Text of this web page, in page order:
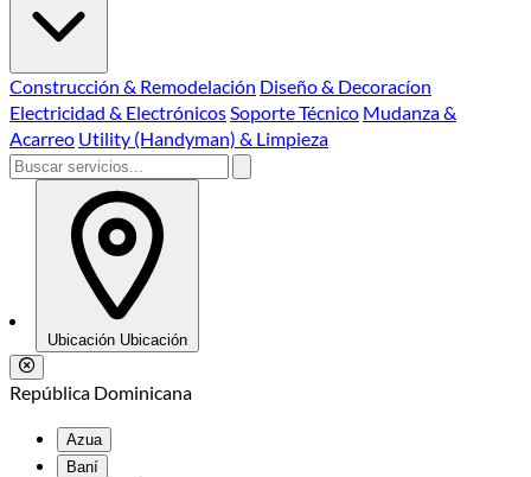
Construcción & Remodelación Diseño & Decoracíon
Electricidad & ElectrónicosSoporte Técnico Mudanza &
Acarreo Utility (Handyman) & Limpieza
Ubicación Ubicación
República Dominicana
Azua
Baní